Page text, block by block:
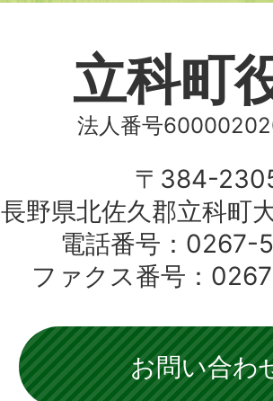
立科町
法人番号
〒384-
長野県北佐久郡立科町
電話番号：0267-
ファクス番号：
お問い合わ